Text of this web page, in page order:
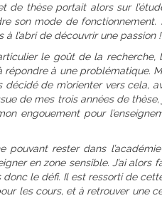
de thèse portait alors sur
son mode de fonctionnement.
à l’abri de découvrir une passion !
le goût de la recherche,
à une problématique.
décidé de m’orienter vers cela,
de mes trois années de
engouement pour
rester dans
en zone sensible. J’ai alors
le défi. Il est ressorti de
les cours, et à retrouver une